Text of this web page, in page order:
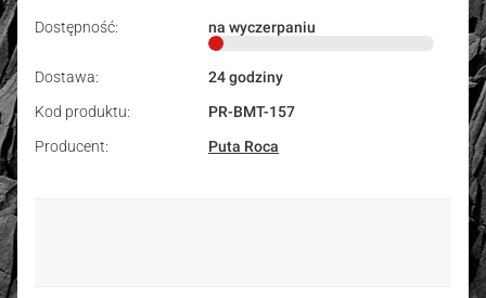
Dostępność: na wyczerpaniu
Dostawa:
24 godziny
Kod produktu:
PR-BMT-157
Producent:
Puta Roca